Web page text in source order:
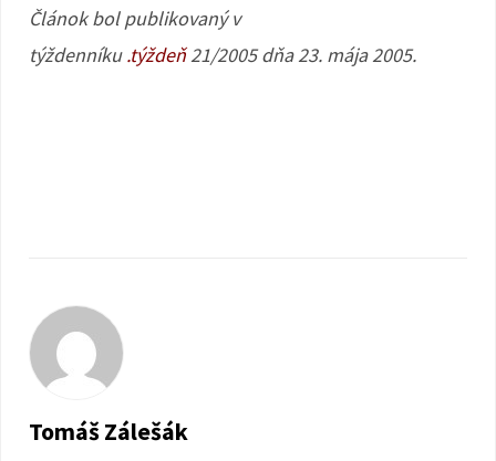
Článok bol publikovaný v
týždenníku.týždeň21/2005 dňa 23. mája 2005.
Tomáš Zálešák